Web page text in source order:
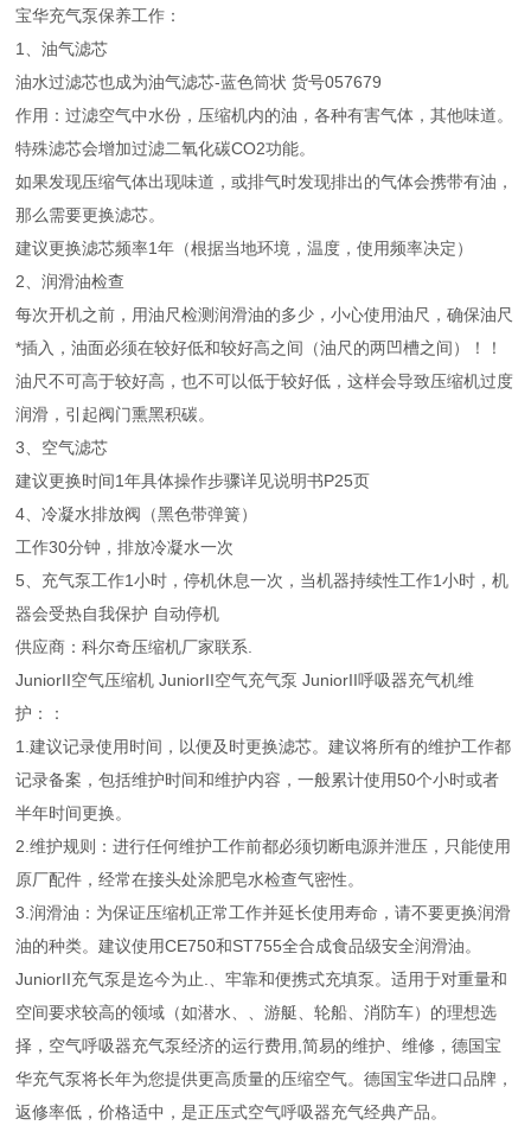
宝华充气泵保养工作：
1、油气滤芯
油水过滤芯也成为油气滤芯-蓝色筒状 货号057679
作用：过滤空气中水份，压缩机内的油，各种有害气体，其他味道。
特殊滤芯会增加过滤二氧化碳CO2功能。
如果发现压缩气体出现味道，或排气时发现排出的气体会携带有油，
那么需要更换滤芯。
建议更换滤芯频率1年（根据当地环境，温度，使用频率决定）
2、润滑油检查
每次开机之前，用油尺检测润滑油的多少，小心使用油尺，确保油尺
*插入，油面必须在较好低和较好高之间（油尺的两凹槽之间）！！
油尺不可高于较好高，也不可以低于较好低，这样会导致压缩机过度
润滑，引起阀门熏黑积碳。
3、空气滤芯
建议更换时间1年具体操作步骤详见说明书P25页
4、冷凝水排放阀（黑色带弹簧）
工作30分钟，排放冷凝水一次
5、充气泵工作1小时，停机休息一次，当机器持续性工作1小时，机
器会受热自我保护 自动停机
供应商：科尔奇压缩机厂家联系.
JuniorII空气压缩机 JuniorII空气充气泵 JuniorII呼吸器充气机维
护：：
1.建议记录使用时间，以便及时更换滤芯。建议将所有的维护工作都
记录备案，包括维护时间和维护内容，一般累计使用50个小时或者
半年时间更换。
2.维护规则：进行任何维护工作前都必须切断电源并泄压，只能使用
原厂配件，经常在接头处涂肥皂水检查气密性。
3.润滑油：为保证压缩机正常工作并延长使用寿命，请不要更换润滑
油的种类。建议使用CE750和ST755全合成食品级安全润滑油。
JuniorII充气泵是迄今为止.、牢靠和便携式充填泵。适用于对重量和
空间要求较高的领域（如潜水、、游艇、轮船、消防车）的理想选
择，空气呼吸器充气泵经济的运行费用,简易的维护、维修，德国宝
华充气泵将长年为您提供更高质量的压缩空气。德国宝华进口品牌，
返修率低，价格适中，是正压式空气呼吸器充气经典产品。